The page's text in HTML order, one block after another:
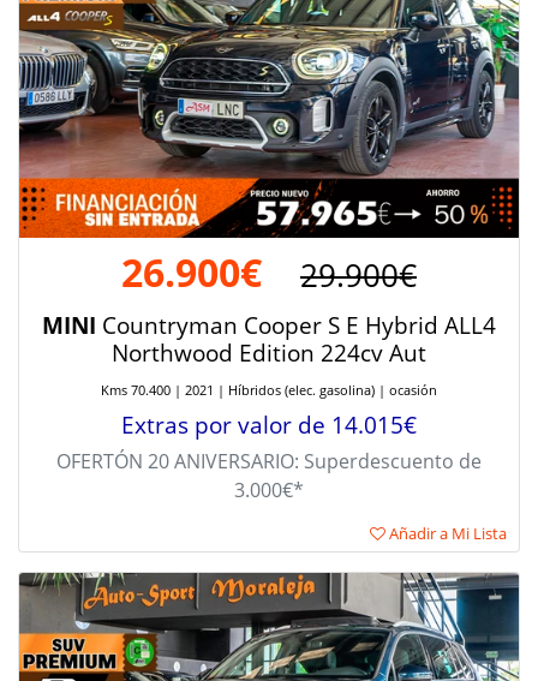
26.900€ 29.900€
MINI Countryman Cooper S E Hybrid ALL4
Northwood Edition 224cv Aut
Kms 70.400 | 2021 | Híbridos (elec. gasolina) | ocasión
Extras por valor de 14.015€
OFERTÓN 20 ANIVERSARIO: Superdescuento de
3.000€*
Añadir a Mi Lista